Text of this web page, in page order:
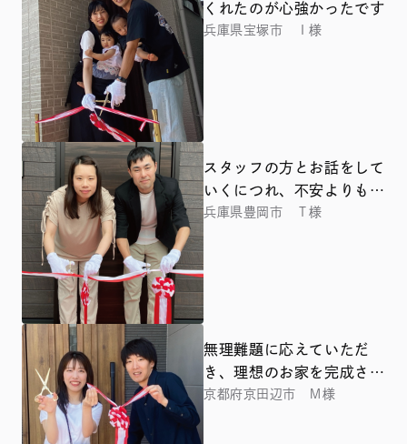
くれたのが心強かったです
兵庫県宝塚市 Ｉ様
スタッフの方とお話をして
いくにつれ、不安よりも楽
しみが勝るようになりまし
兵庫県豊岡市 Ｔ様
無理難題に応えていただ
き、理想のお家を完成させ
ることができました
京都府京田辺市 Ｍ様